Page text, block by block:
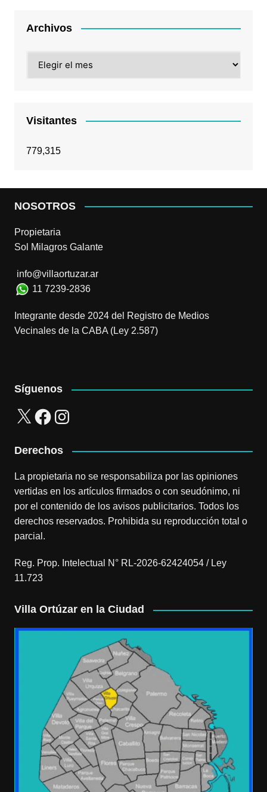
Archivos
Visitantes
779,315
NOSOTROS
Propietaria
Sol Milagros Galante
info@villaortuzar.ar
11 7239-2836
Integrante desde 2024 del Registro de Medios
Vecinales de la CABA (Ley 2.587)
Síguenos
X FacebookInstagram
Derechos
La propietaria no se responsabiliza por las opiniones
vertidas en los artículos firmados o con seudónimo, ni
por el contenido de los avisos publicitarios. Todos los
derechos reservados. Prohibida su reproducción total o
parcial.
Reg. Prop. Intelectual N° RL-2026-62424054 / Ley
11.723
Villa Ortúzar en la Ciudad